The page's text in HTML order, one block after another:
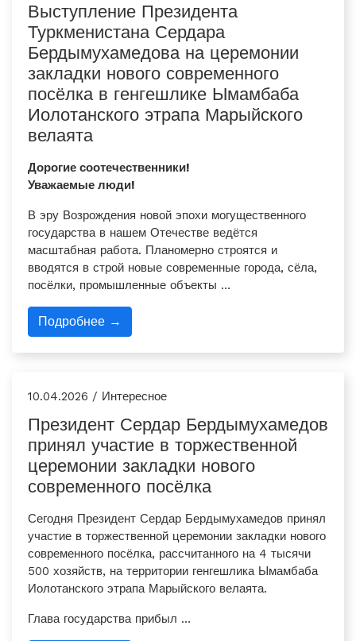
Выступление Президента
Туркменистана Сердара
Бердымухамедова на церемонии
закладки нового современного
посёлка в генгешлике Ымамбаба
Иолотанского этрапа Марыйского
велаята
Дорогие соотечественники!
Уважаемые люди!
В эру Возрождения новой эпохи могущественного
государства в нашем Отечестве ведётся
масштабная работа. Планомерно строятся и
вводятся в строй новые современные города, сёла,
посёлки, промышленные объекты …
Подробнее →
10.04.2026 / Интересное
Президент Сердар Бердымухамедов
принял участие в торжественной
церемонии закладки нового
современного посёлка
Сегодня Президент Сердар Бердымухамедов принял
участие в торжественной церемонии закладки нового
современного посёлка, рассчитанного на 4 тысячи
500 хозяйств, на территории генгешлика Ымамбаба
Иолотанского этрапа Марыйского велаята.
Глава государства прибыл …